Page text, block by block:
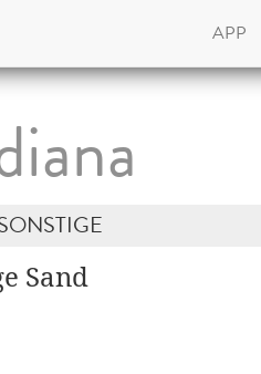
APP
Sand